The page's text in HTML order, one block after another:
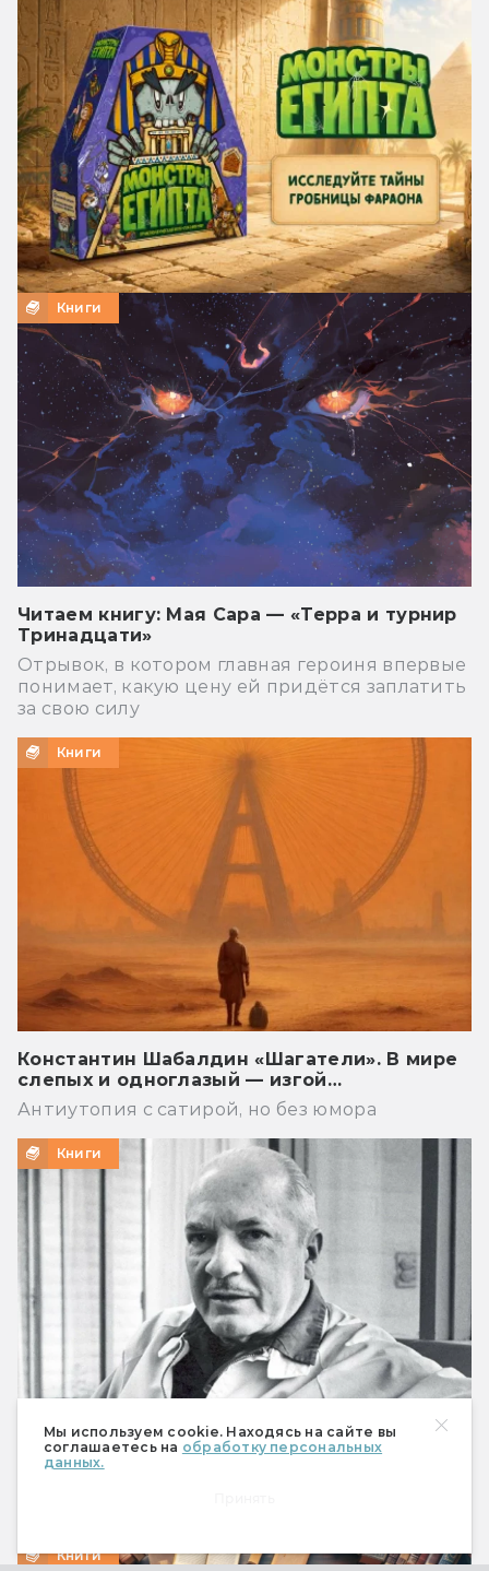
Мы используем cookie. Находясь на сайте вы
соглашаетесь на обработку персональных
данных.
Книги
Читаем книгу: Мая Сара — «Терра и турнир
Тринадцати»
Отрывок, в котором главная героиня впервые
понимает, какую цену ей придётся заплатить
за свою силу
Книги
Константин Шабалдин «Шагатели». В мире
слепых и одноглазый — изгой…
Антиутопия с сатирой, но без юмора
Книги
Что предсказал Роберт Хайнлайн
Книги